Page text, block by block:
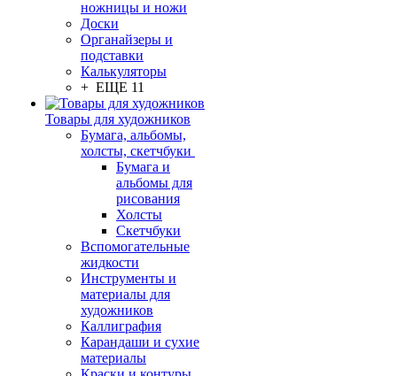
ножницы и ножи
Доски
Органайзеры и
подставки
Калькуляторы
+ ЕЩЕ 11
Товары для художников
Бумага, альбомы,
холсты, скетчбуки
Бумага и
альбомы для
рисования
Холсты
Скетчбуки
Вспомогательные
жидкости
Инструменты и
материалы для
художников
Каллиграфия
Карандаши и сухие
материалы